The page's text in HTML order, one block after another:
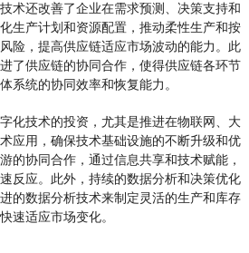
术还改善了企业在需求预测、决策支持和
生产计划和资源配置，推动柔性生产和按
险，提高供应链适应市场波动的能力。此
了供应链的协同合作，使得供应链各环节
系统的协同效率和恢复能力。
化技术的投资，尤其是推进在物联网、大
应用，确保技术基础设施的不断升级和优
的协同合作，通过信息共享和技术赋能，
反应。此外，持续的数据分析和决策优化
的数据分析技术来制定灵活的生产和库存
速适应市场变化。